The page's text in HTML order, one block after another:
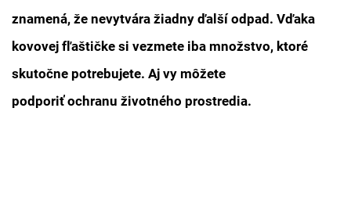
znamená, že nevytvára žiadny ďalší odpad. Vďaka
kovovej fľaštičke si vezmete iba množstvo, ktoré
skutočne potrebujete. Aj vy môžete
podporiť ochranu životného prostredia.